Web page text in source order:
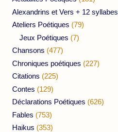
Alexandrins et Vers + 12 syllabes
Ateliers Poétiques (79)
Jeux Poétiques (7)
Chansons (477)
Chroniques poétiques (227)
Citations (225)
Contes (129)
Déclarations Poétiques (626)
Fables (753)
Haikus (353)